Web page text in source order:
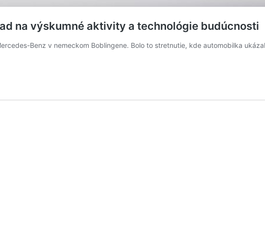
na výskumné aktivity a technológie budúcnosti
Benz v nemeckom Boblingene. Bolo to stretnutie, kde automobilka